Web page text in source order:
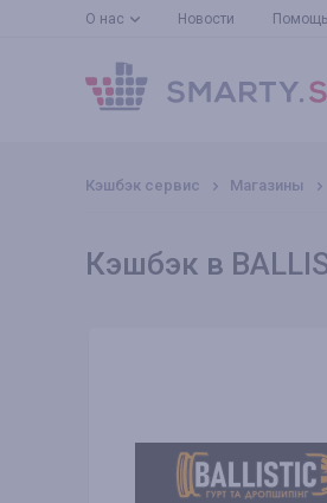
О нас Новости Помощь
Кэшбэк сервис Магазины
Кэшбэк в